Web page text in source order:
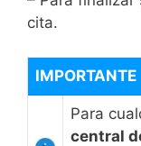
cita.
IMPORTANTE
Para
central